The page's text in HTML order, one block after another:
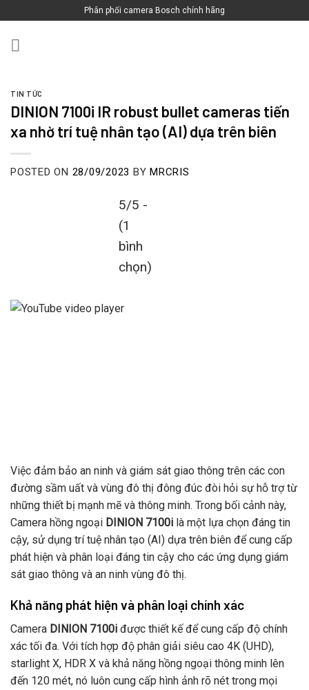
to
content
Phân phối camera Bosch chính hãng
TIN TỨC
DINION 7100i IR robust bullet cameras tiến
xa nhờ trí tuệ nhân tạo (AI) dựa trên biên
POSTED ON 28/09/2023 BY MRCRIS
5/5 -
(1
bình
chọn)
Việc đảm bảo an ninh và giám sát giao thông trên các con
đường sầm uất và vùng đô thị đông đúc đòi hỏi sự hỗ trợ từ
những thiết bị mạnh mẽ và thông minh. Trong bối cảnh này,
Camera hồng ngoại DINION 7100i là một lựa chọn đáng tin
cậy, sử dụng trí tuệ nhân tạo (AI) dựa trên biên để cung cấp
phát hiện và phân loại đáng tin cậy cho các ứng dụng giám
sát giao thông và an ninh vùng đô thị.
Khả năng phát hiện và phân loại chính xác
Camera DINION 7100i được thiết kế để cung cấp độ chính
xác tối đa. Với tích hợp độ phân giải siêu cao 4K (UHD),
starlight X, HDR X và khả năng hồng ngoại thông minh lên
đến 120 mét, nó luôn cung cấp hình ảnh rõ nét trong mọi